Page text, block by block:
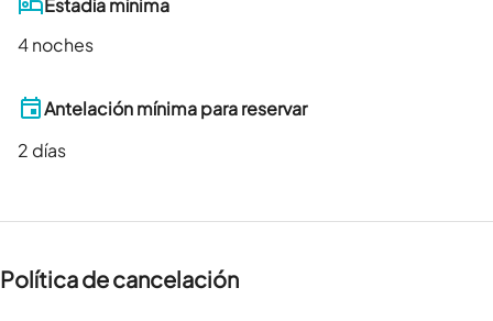
Estadía mínima
4 noches
Antelación mínima para reservar
2 días
Política de cancelación